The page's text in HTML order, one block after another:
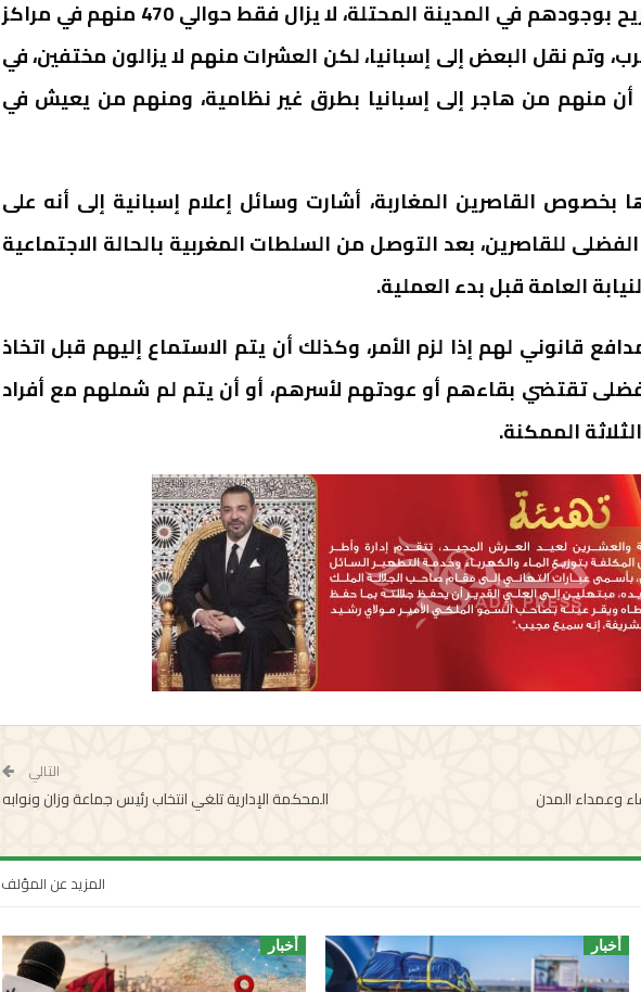
فمن أصل 800 قاصر مغربي تم التصريح بوجودهم في المدينة المحتلة، لا يزال فقط حوالي 470 منهم في مراكز
حين تم إرجاع 55 إلى المغرب، وتم نقل البعض إلى إسبانيا، لكن العشرات منهم لا يزالون مختفين، في
أن منهم من هاجر إلى إسبانيا بطرق غير نظامية، ومنهم من يعيش في
بخصوص القاصرين المغاربة، أشارت وسائل إعلام إسبانية إلى أنه على
للقاصرين، بعد التوصل من السلطات المغربية بالحالة الاجتماعية
العامة قبل بدء العملية.
قانوني لهم إذا لزم الأمر، وكذلك أن يتم الاستماع إليهم قبل اتخاذ
تقتضي بقاءهم أو عودتهم لأسرهم، أو أن يتم لم شملهم مع أفراد
الممكنة.
وعمداء المدن
التالي
المحكمة الإدارية تلغي انتخاب رئيس جماعة وزان ونوابه
المزيد عن المؤلف
أخبار أخبار